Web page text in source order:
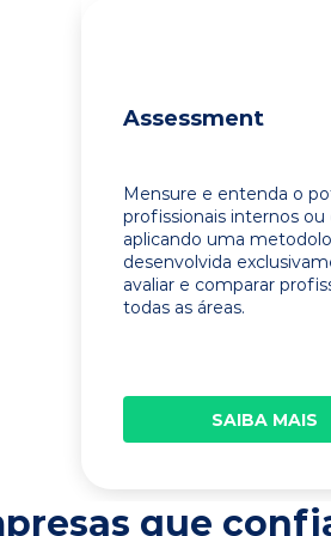
Assessment
Mensure e entenda o
profissionais internos ou
aplicando uma
desenvolvida
avaliar e comparar
todas as áreas.
SAIBA MAIS
que